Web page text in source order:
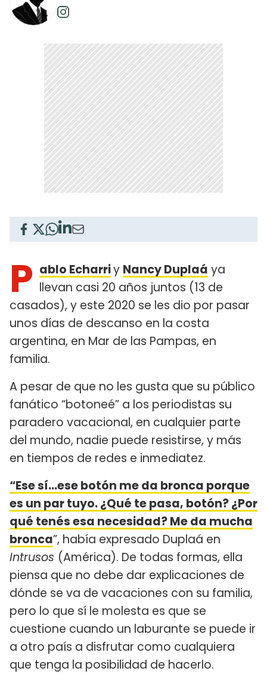
P ablo Echarriy Nancy Duplaá ya
llevan casi 20 años juntos (13 de
casados), y este 2020 se les dio por pasar
unos días de descanso en la costa
argentina, en Mar de las Pampas, en
familia.
A pesar de que no les gusta que su público
fanático “botoneé” a los periodistas su
paradero vacacional, en cualquier parte
del mundo, nadie puede resistirse, y más
en tiempos de redes e inmediatez.
“Ese sí…ese botón me da bronca porque
es un par tuyo. ¿Qué te pasa, botón? ¿Por
qué tenés esa necesidad? Me da mucha
bronca”, había expresado Duplaá en
Intrusos (América). De todas formas, ella
piensa que no debe dar explicaciones de
dónde se va de vacaciones con su familia,
pero lo que sí le molesta es que se
cuestione cuando un laburante se puede ir
a otro país a disfrutar como cualquiera
que tenga la posibilidad de hacerlo.